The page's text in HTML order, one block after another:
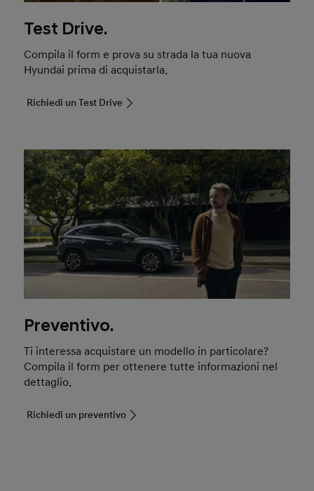
Test Drive.
Compila il form e prova su strada la tua nuova
Hyundai prima di acquistarla.
Richiedi un Test Drive
Preventivo.
Ti interessa acquistare un modello in particolare?
Compila il form per ottenere tutte informazioni nel
dettaglio.
Richiedi un preventivo